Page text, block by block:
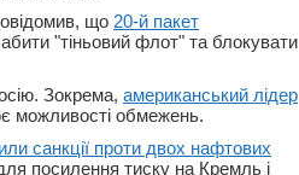
що 20-й пакет
"тіньовий флот" та блокувати
Зокрема, американський лідер
можливості обмежень.
санкції проти двох нафтових
посилення тиску на Кремль і